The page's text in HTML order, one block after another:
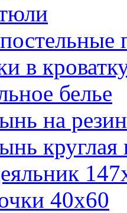
в
белье
на
круглая
40х60